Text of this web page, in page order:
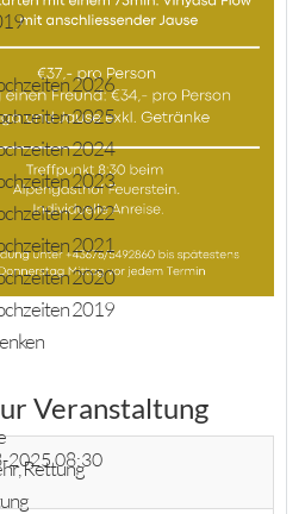
2026
2025
2024
2023
2022
2021
2020
2019
Rettung
Veranstaltung
2025 08:30